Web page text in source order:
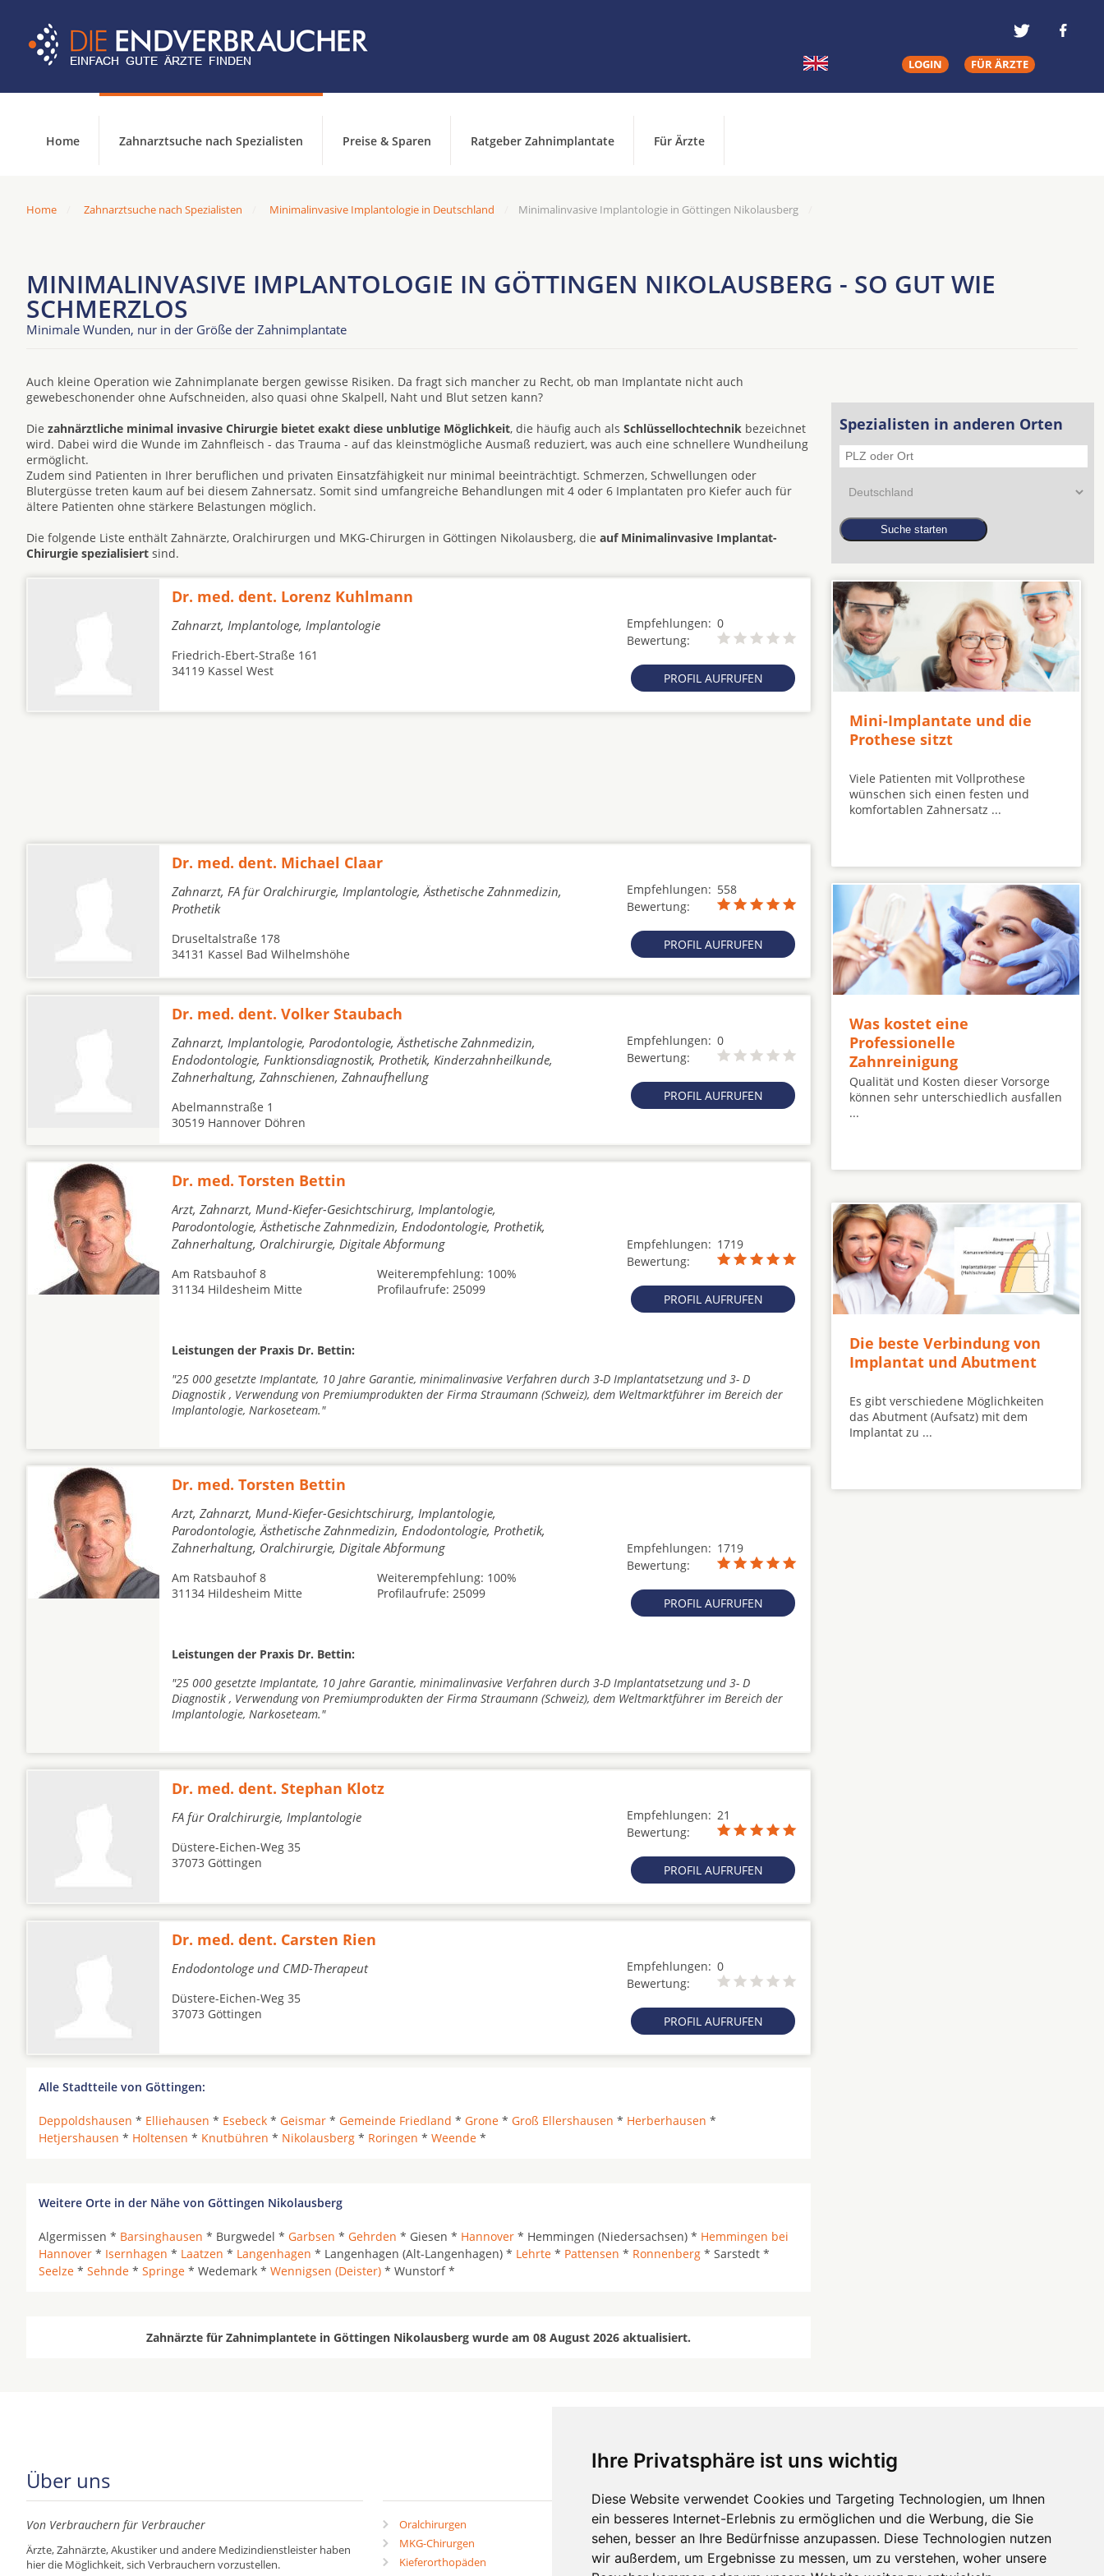
Ihre Privatsphäre ist uns wichtig
Diese Website verwendet Cookies und Targeting Technologien, um Ihnen
ein besseres Internet-Erlebnis zu ermöglichen und die Werbung, die Sie
sehen, besser an Ihre Bedürfnisse anzupassen. Diese Technologien nutzen
wir außerdem, um Ergebnisse zu messen, um zu verstehen, woher unsere
LOGIN FÜR ÄRZTE
Home Zahnarztsuche nach Spezialisten Preise & Sparen Ratgeber Zahnimplantate Für Ärzte
Home Zahnarztsuche nach Spezialisten Minimalinvasive Implantologie in Deutschland Minimalinvasive Implantologie in Göttingen Nikolausberg
MINIMALINVASIVE IMPLANTOLOGIE IN GÖTTINGEN NIKOLAUSBERG - SO GUT WIE
SCHMERZLOS
Minimale Wunden, nur in der Größe der Zahnimplantate
Auch kleine Operation wie Zahnimplanate bergen gewisse Risiken. Da fragt sich mancher zu Recht, ob man Implantate nicht auch
gewebeschonender ohne Aufschneiden, also quasi ohne Skalpell, Naht und Blut setzen kann?
Die zahnärztliche minimal invasive Chirurgie bietet exakt diese unblutige Möglichkeit, die häufig auch als Schlüssellochtechnik bezeichnet
wird. Dabei wird die Wunde im Zahnfleisch - das Trauma - auf das kleinstmögliche Ausmaß reduziert, was auch eine schnellere Wundheilung
ermöglicht.
Zudem sind Patienten in Ihrer beruflichen und privaten Einsatzfähigkeit nur minimal beeinträchtigt. Schmerzen, Schwellungen oder
Blutergüsse treten kaum auf bei diesem Zahnersatz. Somit sind umfangreiche Behandlungen mit 4 oder 6 Implantaten pro Kiefer auch für
ältere Patienten ohne stärkere Belastungen möglich.
Die folgende Liste enthält Zahnärzte, Oralchirurgen und MKG-Chirurgen in Göttingen Nikolausberg, die auf Minimalinvasive Implantat-
Chirurgie spezialisiert sind.
Dr. med. dent. Lorenz Kuhlmann
Zahnarzt, Implantologe, Implantologie Empfehlungen: 0
Bewertung:
PROFIL AUFRUFEN
Friedrich-Ebert-Straße 161
34119 Kassel West
Dr. med. dent. Michael Claar
Zahnarzt, FA für Oralchirurgie, Implantologie, Ästhetische Zahnmedizin,
Prothetik
Empfehlungen: 558
Bewertung:
PROFIL AUFRUFEN
Druseltalstraße 178
34131 Kassel Bad Wilhelmshöhe
Dr. med. dent. Volker Staubach
Zahnarzt, Implantologie, Parodontologie, Ästhetische Zahnmedizin,
Endodontologie, Funktionsdiagnostik, Prothetik, Kinderzahnheilkunde,
Zahnerhaltung, Zahnschienen, Zahnaufhellung
Empfehlungen: 0
Bewertung:
PROFIL AUFRUFEN
Abelmannstraße 1
30519 Hannover Döhren
Dr. med. Torsten Bettin
Arzt, Zahnarzt, Mund-Kiefer-Gesichtschirurg, Implantologie,
Parodontologie, Ästhetische Zahnmedizin, Endodontologie, Prothetik,
Zahnerhaltung, Oralchirurgie, Digitale Abformung
Empfehlungen: 1719
Bewertung:
PROFIL AUFRUFEN
Am Ratsbauhof 8
31134 Hildesheim Mitte
Weiterempfehlung: 100%
Profilaufrufe: 25099
Leistungen der Praxis Dr. Bettin:
"25 000 gesetzte Implantate, 10 Jahre Garantie, minimalinvasive Verfahren durch 3-D Implantatsetzung und 3- D
Diagnostik , Verwendung von Premiumprodukten der Firma Straumann (Schweiz), dem Weltmarktführer im Bereich der
Implantologie, Narkoseteam."
Dr. med. Torsten Bettin
Arzt, Zahnarzt, Mund-Kiefer-Gesichtschirurg, Implantologie,
Parodontologie, Ästhetische Zahnmedizin, Endodontologie, Prothetik,
Zahnerhaltung, Oralchirurgie, Digitale Abformung
Empfehlungen: 1719
Bewertung:
PROFIL AUFRUFEN
Am Ratsbauhof 8
31134 Hildesheim Mitte
Weiterempfehlung: 100%
Profilaufrufe: 25099
Leistungen der Praxis Dr. Bettin:
"25 000 gesetzte Implantate, 10 Jahre Garantie, minimalinvasive Verfahren durch 3-D Implantatsetzung und 3- D
Diagnostik , Verwendung von Premiumprodukten der Firma Straumann (Schweiz), dem Weltmarktführer im Bereich der
Implantologie, Narkoseteam."
Dr. med. dent. Stephan Klotz
FA für Oralchirurgie, Implantologie Empfehlungen: 21
Bewertung:
PROFIL AUFRUFEN
Düstere-Eichen-Weg 35
37073 Göttingen
Dr. med. dent. Carsten Rien
Endodontologe und CMD-Therapeut Empfehlungen: 0
Bewertung:
PROFIL AUFRUFEN
Düstere-Eichen-Weg 35
37073 Göttingen
Alle Stadtteile von Göttingen:
Deppoldshausen * Elliehausen * Esebeck * Geismar * Gemeinde Friedland * Grone * Groß Ellershausen * Herberhausen *
Hetjershausen * Holtensen * Knutbühren * Nikolausberg * Roringen * Weende *
Weitere Orte in der Nähe von Göttingen Nikolausberg
Algermissen * Barsinghausen * Burgwedel * Garbsen * Gehrden * Giesen * Hannover * Hemmingen (Niedersachsen) * Hemmingen bei
Hannover * Isernhagen * Laatzen * Langenhagen * Langenhagen (Alt-Langenhagen) * Lehrte * Pattensen * Ronnenberg * Sarstedt *
Seelze * Sehnde * Springe * Wedemark * Wennigsen (Deister) * Wunstorf *
Zahnärzte für Zahnimplantete in Göttingen Nikolausberg wurde am 08 August 2026 aktualisiert.
Spezialisten in anderen Orten
Mini-Implantate und die
Prothese sitzt
Viele Patienten mit Vollprothese
wünschen sich einen festen und
komfortablen Zahnersatz ...
Was kostet eine
Professionelle
Zahnreinigung
Qualität und Kosten dieser Vorsorge
können sehr unterschiedlich ausfallen
...
Die beste Verbindung von
Implantat und Abutment
Es gibt verschiedene Möglichkeiten
das Abutment (Aufsatz) mit dem
Implantat zu ...
Über uns
Von Verbrauchern für Verbraucher
Ärzte, Zahnärzte, Akustiker und andere Medizindienstleister haben
hier die Möglichkeit, sich Verbrauchern vorzustellen.
mehr ...
Oralchirurgen
MKG-Chirurgen
Kieferorthopäden
Zahnärzte in Städten
Zahnärzte in Stadtteilen
Hörgeräte die-endverbraucher.com